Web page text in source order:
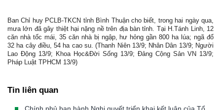
Ban Chỉ huy PCLB-TKCN tỉnh Bình Thuận cho biết, trong hai ngày qua,
mưa lớn đã gây thiệt hại nặng nề trên địa bàn tỉnh. Tại H.Tánh Linh, 12
căn nhà tốc mái, 35 căn nhà bị ngập, hư hỏng gần 800 ha lúa; ngã đổ
32 ha cây điều, 54 ha cao su. (Thanh Niên 13/9; Nhân Dân 13/9; Người
Lao Động 13/9; Khoa Học&Đời Sống 13/9; Đảng Cộng Sản VN 13/9;
Pháp Luật TPHCM 13/9)
Tin liên quan